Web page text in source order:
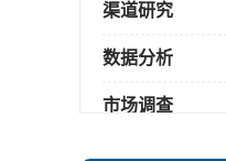
渠道研究
数据分析
市场调查